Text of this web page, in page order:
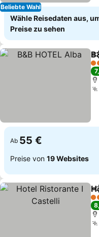
Beliebte Wahl
Wähle Reisedaten aus,
Preise zu sehen
4
Ab 55 €
Preise von 19 Websites
4